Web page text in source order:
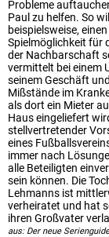
Probleme
Paul zu helfen. So
beispielsweise, einen
Spielmöglichkeit für
der Nachbarschaft
vermittelt bei einem
seinem Geschäft
Mißstände im
als dort ein Mieter
Haus eingeliefert
stellvertretender
eines
immer nach
alle Beteiligten
sein können. Die
Lehmanns ist
verheiratet und hat
ihren Großvater
aus: Der neue Serienguide